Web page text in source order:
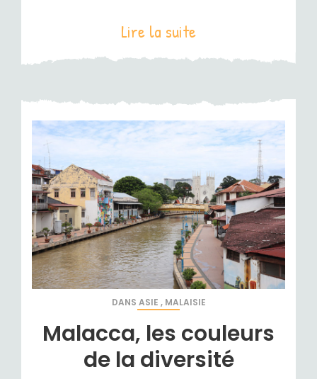
Lire la suite
DANS ASIE , MALAISIE
Malacca, les couleurs
de la diversité